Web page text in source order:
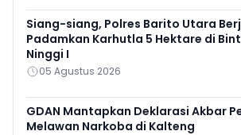
Siang-siang, Polres Barito Utara
Padamkan Karhutla 5 Hektare di
Ninggi I
05 Agustus 2026
GDAN Mantapkan Deklarasi Akbar
Melawan Narkoba di Kalteng